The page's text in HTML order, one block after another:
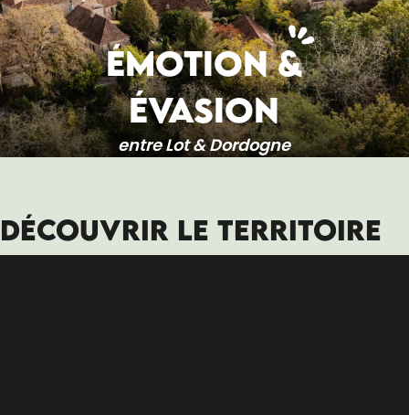
ÉMOTION &
ÉVASION
entre Lot & Dordogne
DÉCOUVRIR LE TERRITOIRE